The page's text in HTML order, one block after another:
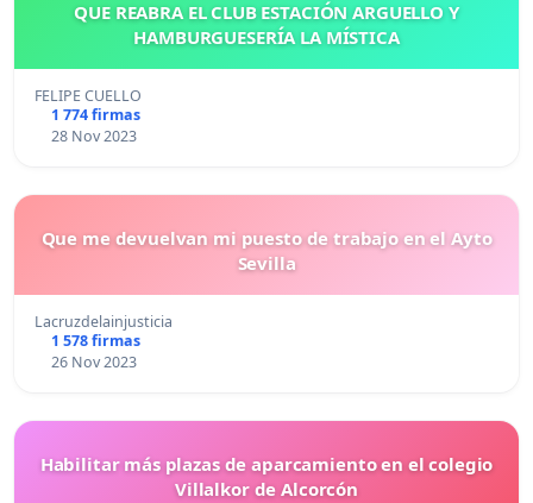
QUE REABRA EL CLUB ESTACIÓN ARGUELLO Y
HAMBURGUESERÍA LA MÍSTICA
FELIPE CUELLO
1 774 firmas
28 Nov 2023
Que me devuelvan mi puesto de trabajo en el Ayto
Sevilla
Lacruzdelainjusticia
1 578 firmas
26 Nov 2023
Habilitar más plazas de aparcamiento en el colegio
Villalkor de Alcorcón